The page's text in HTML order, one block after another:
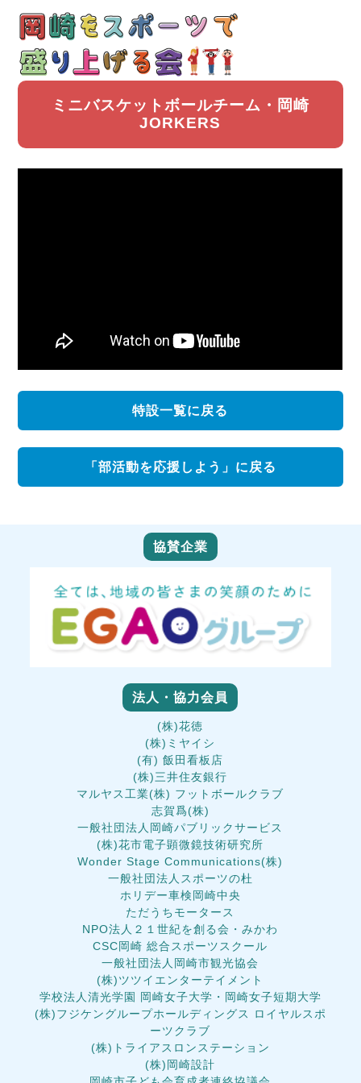
ミニバスケットボールチーム・岡崎
JORKERS
特設一覧に戻る
「部活動を応援しよう」に戻る
協賛企業
法人・協力会員
(株)花徳
(株)ミヤイシ
(有) 飯田看板店
(株)三井住友銀行
マルヤス工業(株) フットボールクラブ
志賀爲(株)
一般社団法人岡崎パブリックサービス
(株)花市電子顕微鏡技術研究所
Wonder Stage Communications(株)
一般社団法人スポーツの杜
ホリデー車検岡崎中央
ただうちモータース
NPO法人２１世紀を創る会・みかわ
CSC岡崎 総合スポーツスクール
一般社団法人岡崎市観光協会
(株)ツツイエンターテイメント
学校法人清光学園 岡崎女子大学・岡崎女子短期大学
(株)フジケングループホールディングス ロイヤルスポ
ーツクラブ
(株)トライアスロンステーション
(株)岡崎設計